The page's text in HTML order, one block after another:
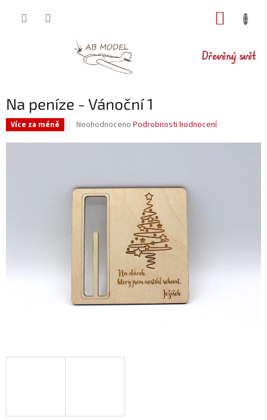
Dřevěný svět
Na peníze - Vánoční 1
Více za méně
Průměrné
produktu
5
hvězdiček.
Neohodnoceno Podrobnosti hodnocení